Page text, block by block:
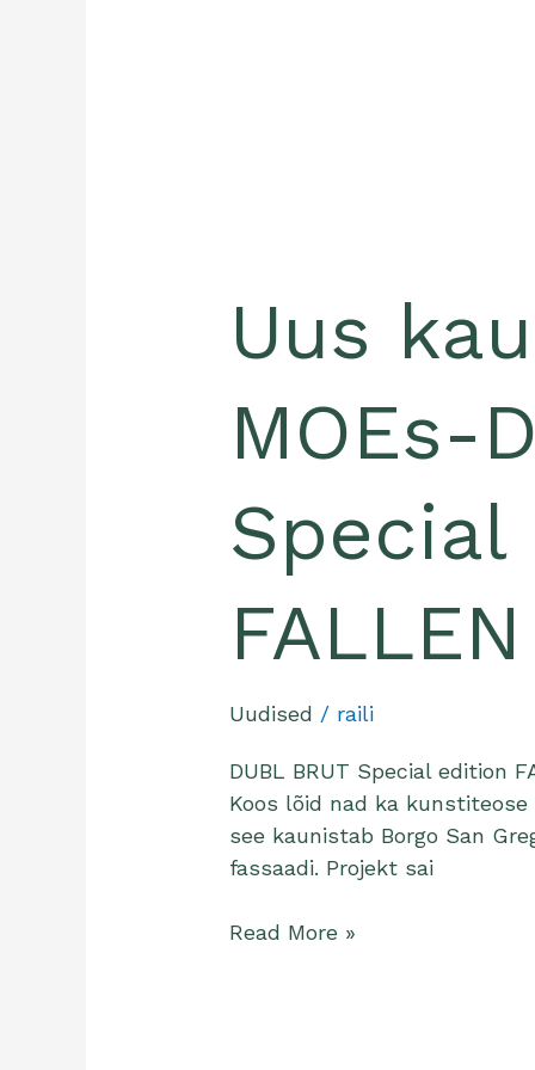
Uus
MOEs-
Special
Uudised / raili
DUBL BRUT Special edition
Koos lõid nad ka kunstiteose
see kaunistab Borgo San
fassaadi. Projekt sai
Read More »